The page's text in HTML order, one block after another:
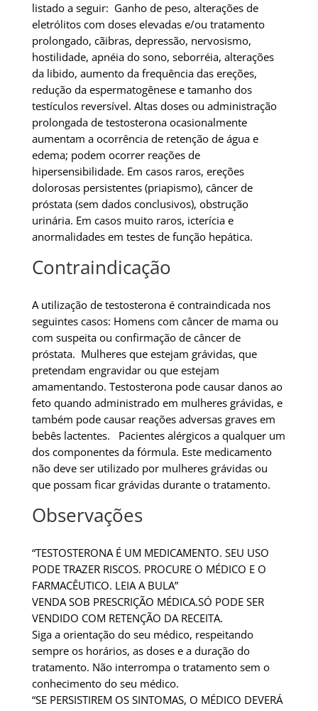
listado a seguir: Ganho de peso, alterações de
eletrólitos com doses elevadas e/ou tratamento
prolongado, cãibras, depressão, nervosismo,
hostilidade, apnéia do sono, seborréia, alterações
da libido, aumento da frequência das ereções,
redução da espermatogênese e tamanho dos
testículos reversível. Altas doses ou administração
prolongada de testosterona ocasionalmente
aumentam a ocorrência de retenção de água e
edema; podem ocorrer reações de
hipersensibilidade. Em casos raros, ereções
dolorosas persistentes (priapismo), câncer de
próstata (sem dados conclusivos), obstrução
urinária. Em casos muito raros, icterícia e
anormalidades em testes de função hepática.
Contraindicação
A utilização de testosterona é contraindicada nos
seguintes casos: Homens com câncer de mama ou
com suspeita ou confirmação de câncer de
próstata. Mulheres que estejam grávidas, que
pretendam engravidar ou que estejam
amamentando. Testosterona pode causar danos ao
feto quando administrado em mulheres grávidas, e
também pode causar reações adversas graves em
bebês lactentes. Pacientes alérgicos a qualquer um
dos componentes da fórmula. Este medicamento
não deve ser utilizado por mulheres grávidas ou
que possam ficar grávidas durante o tratamento.
Observações
“TESTOSTERONA É UM MEDICAMENTO. SEU USO
PODE TRAZER RISCOS. PROCURE O MÉDICO E O
FARMACÊUTICO. LEIA A BULA”
VENDA SOB PRESCRIÇÃO MÉDICA.SÓ PODE SER
VENDIDO COM RETENÇÃO DA RECEITA.
Siga a orientação do seu médico, respeitando
sempre os horários, as doses e a duração do
tratamento. Não interrompa o tratamento sem o
conhecimento do seu médico.
“SE PERSISTIREM OS SINTOMAS, O MÉDICO DEVERÁ